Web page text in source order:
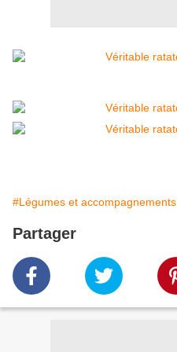
#Légumes et accompagnements
Partager